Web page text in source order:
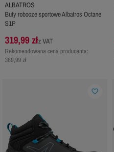
ALBATROS
Buty robocze sportowe Albatros Octane
S1P
319,99 złz VAT
Rekomendowana cena producenta:
369,99 zł
favorite_border